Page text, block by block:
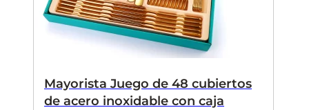
Mayorista Juego de 48 cubiertos
de acero inoxidable con caja